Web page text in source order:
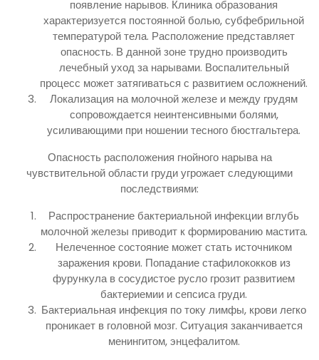
появление нарывов. Клиника образования
характеризуется постоянной болью, субфебрильной
температурой тела. Расположение представляет
опасность. В данной зоне трудно производить
лечебный уход за нарывами. Воспалительный
процесс может затягиваться с развитием осложнений.
Локализация на молочной железе и между грудям
сопровождается неинтенсивными болями,
усиливающими при ношении тесного бюстгальтера.
Опасность расположения гнойного нарыва на
чувствительной области груди угрожает следующими
последствиями:
Распространение бактериальной инфекции вглубь
молочной железы приводит к формированию мастита.
Нелеченное состояние может стать источником
заражения крови. Попадание стафилококков из
фурункула в сосудистое русло грозит развитием
бактериемии и сепсиса груди.
Бактериальная инфекция по току лимфы, крови легко
проникает в головной мозг. Ситуация заканчивается
менингитом, энцефалитом.